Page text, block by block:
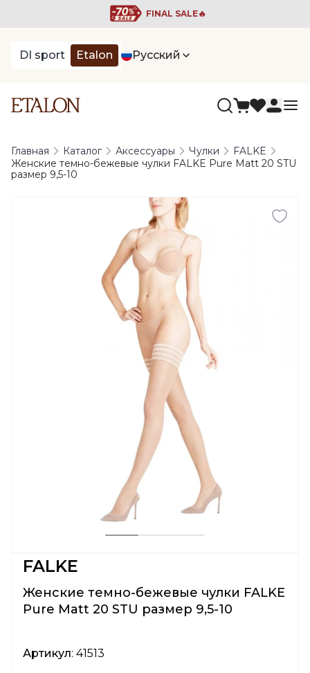
FINAL SALE🔥
DI sport Etalon Русский
Главная Каталог Аксессуары Чулки
FALKE
Женские темно-бежевые чулки FALKE Pure Matt 20 STU
размер 9,5-10
FALKE
Женские темно-бежевые чулки FALKE
Pure Matt 20 STU размер 9,5-10
Артикул: 41513